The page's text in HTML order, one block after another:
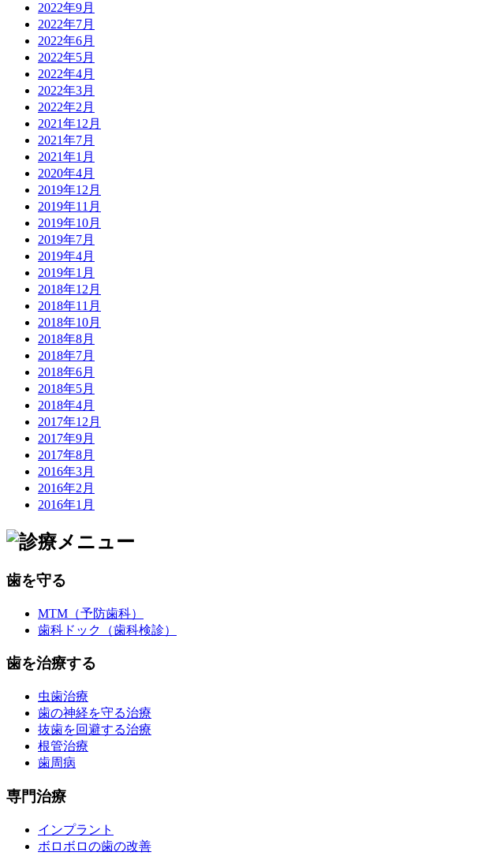
2022年9月
2022年7月
2022年6月
2022年5月
2022年4月
2022年3月
2022年2月
2021年12月
2021年7月
2021年1月
2020年4月
2019年12月
2019年11月
2019年10月
2019年7月
2019年4月
2019年1月
2018年12月
2018年11月
2018年10月
2018年8月
2018年7月
2018年6月
2018年5月
2018年4月
2017年12月
2017年9月
2017年8月
2016年3月
2016年2月
2016年1月
歯を守る
MTM（予防歯科）
歯科ドック（歯科検診）
歯を治療する
虫歯治療
歯の神経を守る治療
抜歯を回避する治療
根管治療
歯周病
専門治療
インプラント
ボロボロの歯の改善